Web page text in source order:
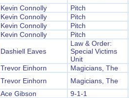
Kevin Connolly
Pitch
Kevin Connolly
Pitch
Kevin Connolly
Pitch
Kevin Connolly Pitch
Dashiell Eaves
Law & Order:
Special Victims
Unit
Trevor Einhorn
Magicians, The
Trevor Einhorn
Magicians, The
Ace Gibson
9-1-1